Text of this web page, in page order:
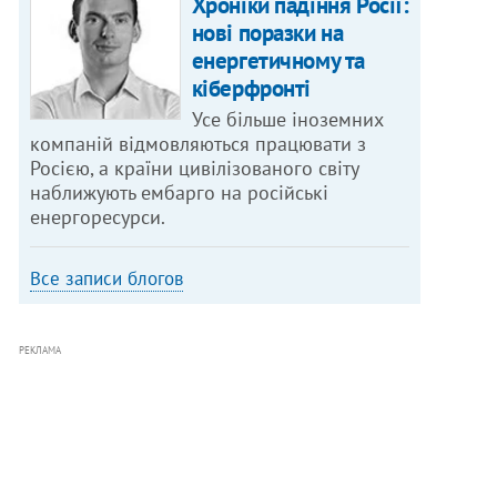
нові поразки на
енергетичному та
кіберфронті
Усе більше іноземних
компаній відмовляються працювати з
Росією, а країни цивілізованого світу
наближують ембарго на російські
енергоресурси.
Все записи блогов
РЕКЛАМА